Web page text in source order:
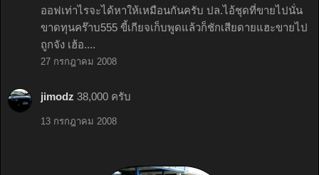
ออฟเท่าไรจะได้หาให้เหมือนกันครับ ปล.ไอ้ชุดที่ขายไปนั่น
ขาดทุนคร๊าบ555 ขี้เกียจเก็บพูดแล้วก็ชักเสียดายแฮะขายไป
ถูกจัง เฮ้อ....
27 กรกฎาคม 2008
jimodz 38,000 ครับ
13 กรกฎาคม 2008